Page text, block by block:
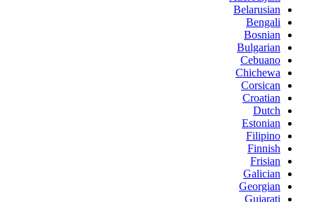
Belarusian
Bengali
Bosnian
Bulgarian
Cebuano
Chichewa
Corsican
Croatian
Dutch
Estonian
Filipino
Finnish
Frisian
Galician
Georgian
Gujarati